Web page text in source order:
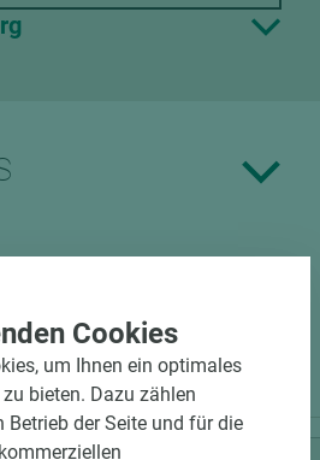
ZUBEHÖR
Cookies
um Ihnen ein optimales
bieten. Dazu zählen
Betrieb der Seite und für die